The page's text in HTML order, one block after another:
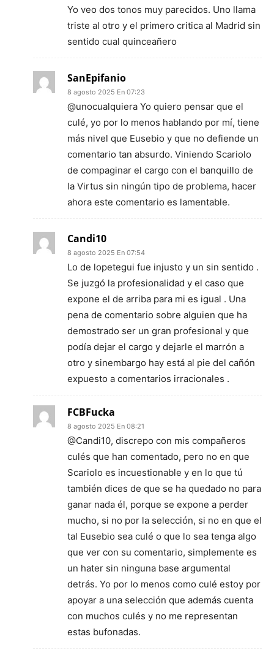
Yo veo dos tonos muy parecidos. Uno llama
triste al otro y el primero critica al Madrid sin
sentido cual quinceañero
SanEpifanio
8 agosto 2025 En 07:23
@unocualquiera Yo quiero pensar que el
culé, yo por lo menos hablando por mí, tiene
más nivel que Eusebio y que no defiende un
comentario tan absurdo. Viniendo Scariolo
de compaginar el cargo con el banquillo de
la Virtus sin ningún tipo de problema, hacer
ahora este comentario es lamentable.
Candi10
8 agosto 2025 En 07:54
Lo de lopetegui fue injusto y un sin sentido .
Se juzgó la profesionalidad y el caso que
expone el de arriba para mi es igual . Una
pena de comentario sobre alguien que ha
demostrado ser un gran profesional y que
podía dejar el cargo y dejarle el marrón a
otro y sinembargo hay está al pie del cañón
expuesto a comentarios irracionales .
FCBFucka
8 agosto 2025 En 08:21
@Candi10, discrepo con mis compañeros
culés que han comentado, pero no en que
Scariolo es incuestionable y en lo que tú
también dices de que se ha quedado no para
ganar nada él, porque se expone a perder
mucho, si no por la selección, si no en que el
tal Eusebio sea culé o que lo sea tenga algo
que ver con su comentario, simplemente es
un hater sin ninguna base argumental
detrás. Yo por lo menos como culé estoy por
apoyar a una selección que además cuenta
con muchos culés y no me representan
estas bufonadas.